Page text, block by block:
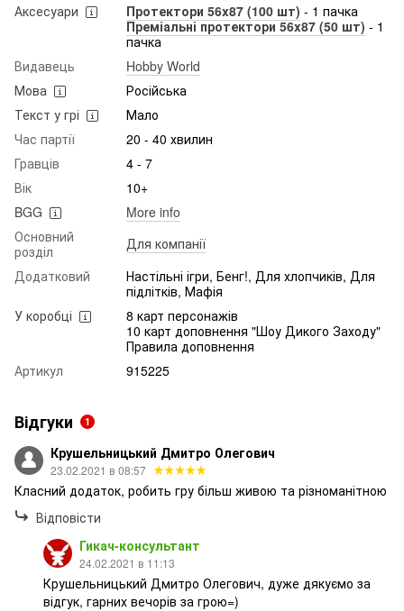
Аксесуари
Протектори 56x87 (100 шт) - 1 пачка
Преміальні протектори 56x87 (50 шт) - 1
пачка
Видавець
Hobby World
Мова
Російська
Текст у грі
Мало
Час партії
20 - 40 хвилин
Гравців
4 - 7
Вік
10+
BGG
More info
Основний
розділ
Для компанії
Додатковий
Настільні ігри, Бенг!, Для хлопчиків, Для
підлітків, Мафія
У коробці
8 карт персонажів
10 карт доповнення "Шоу Дикого Заходу"
Правила доповнення
Артикул
915225
Відгуки 1
Крушельницький Дмитро Олегович
23.02.2021 в 08:57
Класний додаток, робить гру більш живою та різноманітною
Відповісти
Гикач-консультант
24.02.2021 в 11:13
Крушельницький Дмитро Олегович, дуже дякуємо за
відгук, гарних вечорів за грою=)